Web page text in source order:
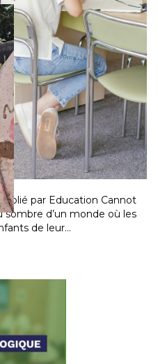
de la guerre, des
déplacements de
par Education Cannot
sombre d’un monde où les
de leur…